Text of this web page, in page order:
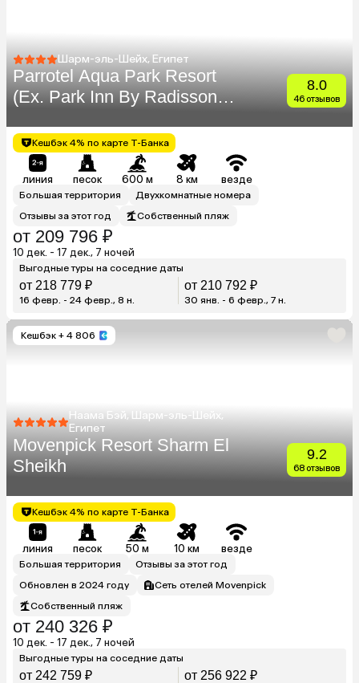
Шарм-эль-Шейх, Египет
Parrotel Aqua Park Resort
(Ex. Park Inn By Radisson
8.0
46 отзывов
Кешбэк 4% по карте Т-Банка
линия песок 600 м 8 км везде
Большая территория
Двухкомнатные номера
Отзывы за этот год
Собственный пляж
от 209 796 ₽
10 дек. - 17 дек., 7 ночей
Выгодные туры на соседние даты
от 218 779 ₽
16 февр. - 24 февр., 8 н.
от 210 792 ₽
30 янв. - 6 февр., 7 н.
Кешбэк + 4 806
Наама Бэй, Шарм-эль-Шейх,
Египет
Movenpick Resort Sharm El
Sheikh
9.2
68 отзывов
Кешбэк 4% по карте Т-Банка
линия песок 50 м 10 км везде
Большая территория
Отзывы за этот год
Обновлен в 2024 году
Сеть отелей Movenpick
Собственный пляж
от 240 326 ₽
10 дек. - 17 дек., 7 ночей
Выгодные туры на соседние даты
от 242 759 ₽ от 256 922 ₽